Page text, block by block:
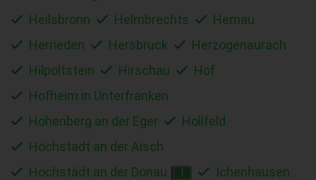
Heilsbronn
Helmbrechts
Hemau
Herrieden
Hersbruck
Herzogenaurach
Hilpoltstein
Hirschau
Hof
Hofheim in Unterfranken
Hohenberg an der Eger
Hollfeld
Höchstadt an der Aisch
Höchstädt an der Donau
Ichenhausen